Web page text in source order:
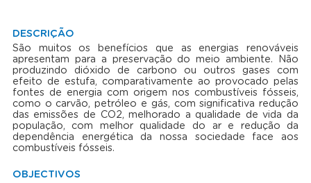
DESCRIÇÃO
São muitos os benefícios que as energias renováveis
apresentam para a preservação do meio ambiente. Não
produzindo dióxido de carbono ou outros gases com
efeito de estufa, comparativamente ao provocado pelas
fontes de energia com origem nos combustíveis fósseis,
como o carvão, petróleo e gás, com significativa redução
das emissões de CO2, melhorado a qualidade de vida da
população, com melhor qualidade do ar e redução da
dependência energética da nossa sociedade face aos
combustíveis fósseis.
OBJECTIVOS